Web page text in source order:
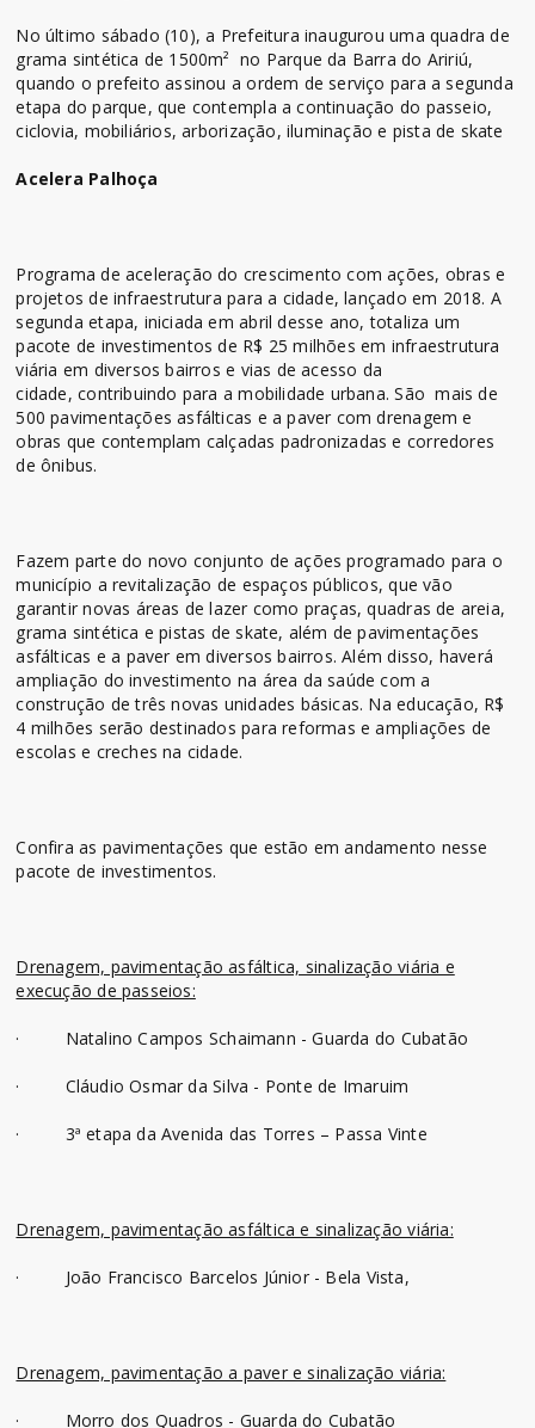
No último sábado (10), a Prefeitura inaugurou uma quadra de
grama sintética de 1500m² no Parque da Barra do Aririú,
quando o prefeito assinou a ordem de serviço para a segunda
etapa do parque, que contempla a continuação do passeio,
ciclovia, mobiliários, arborização, iluminação e pista de skate
Acelera Palhoça
Programa de aceleração do crescimento com ações, obras e
projetos de infraestrutura para a cidade, lançado em 2018. A
segunda etapa, iniciada em abril desse ano, totaliza um
pacote de investimentos de R$ 25 milhões em infraestrutura
viária em diversos bairros e vias de acesso da
cidade, contribuindo para a mobilidade urbana. São mais de
500 pavimentações asfálticas e a paver com drenagem e
obras que contemplam calçadas padronizadas e corredores
de ônibus.
Fazem parte do novo conjunto de ações programado para o
município a revitalização de espaços públicos, que vão
garantir novas áreas de lazer como praças, quadras de areia,
grama sintética e pistas de skate, além de pavimentações
asfálticas e a paver em diversos bairros. Além disso, haverá
ampliação do investimento na área da saúde com a
construção de três novas unidades básicas. Na educação, R$
4 milhões serão destinados para reformas e ampliações de
escolas e creches na cidade.
Confira as pavimentações que estão em andamento nesse
pacote de investimentos.
Drenagem, pavimentação asfáltica, sinalização viária e
execução de passeios:
· Natalino Campos Schaimann - Guarda do Cubatão
· Cláudio Osmar da Silva - Ponte de Imaruim
· 3ª etapa da Avenida das Torres – Passa Vinte
Drenagem, pavimentação asfáltica e sinalização viária:
· João Francisco Barcelos Júnior - Bela Vista,
Drenagem, pavimentação a paver e sinalização viária:
· Morro dos Quadros - Guarda do Cubatão